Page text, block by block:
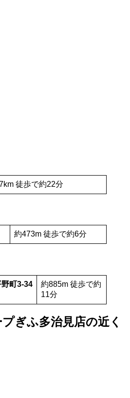
徒歩で約22分
約473m 徒歩で約6分
野町3-34
約885m 徒歩で約
11分
ぎふ多治見店の近く